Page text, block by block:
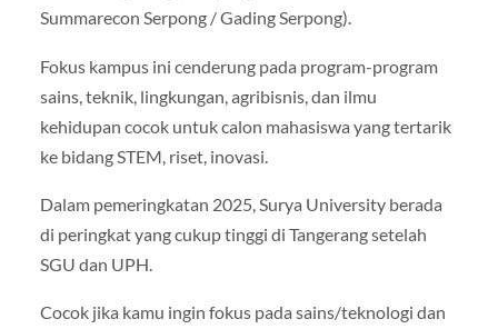
Summarecon Serpong / Gading Serpong).
Fokus kampus ini cenderung pada program-program
sains, teknik, lingkungan, agribisnis, dan ilmu
kehidupan cocok untuk calon mahasiswa yang tertarik
ke bidang STEM, riset, inovasi.
Dalam pemeringkatan 2025, Surya University berada
di peringkat yang cukup tinggi di Tangerang setelah
SGU dan UPH.
Cocok jika kamu ingin fokus pada sains/teknologi dan